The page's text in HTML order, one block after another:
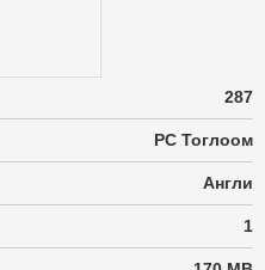
287
PC Тоглоом
Англи
1